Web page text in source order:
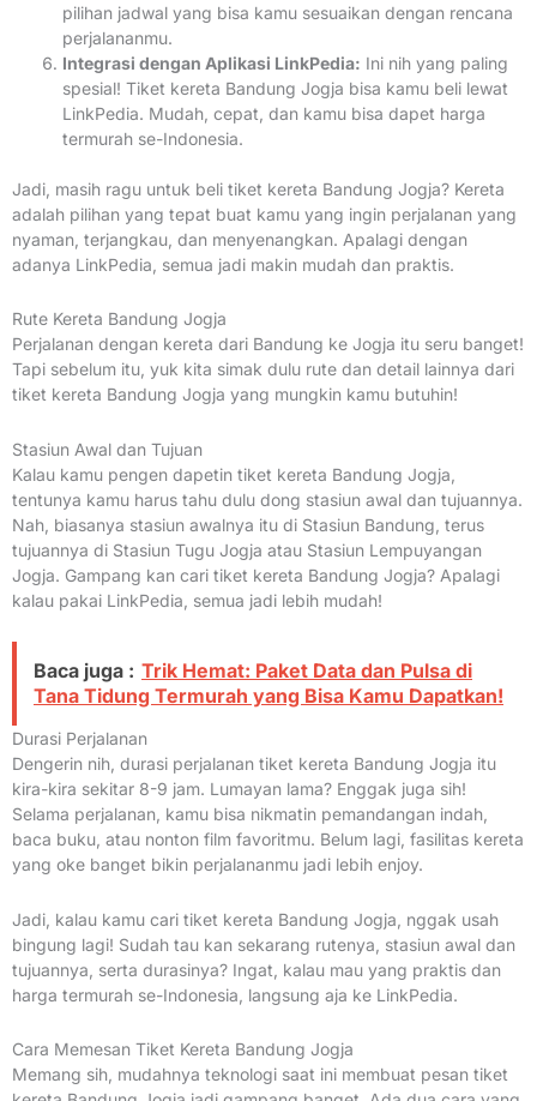
pilihan jadwal yang bisa kamu sesuaikan dengan rencana
perjalananmu.
Integrasi dengan Aplikasi LinkPedia: Ini nih yang paling
spesial! Tiket kereta Bandung Jogja bisa kamu beli lewat
LinkPedia. Mudah, cepat, dan kamu bisa dapet harga
termurah se-Indonesia.
Jadi, masih ragu untuk beli tiket kereta Bandung Jogja? Kereta
adalah pilihan yang tepat buat kamu yang ingin perjalanan yang
nyaman, terjangkau, dan menyenangkan. Apalagi dengan
adanya LinkPedia, semua jadi makin mudah dan praktis.
Rute Kereta Bandung Jogja
Perjalanan dengan kereta dari Bandung ke Jogja itu seru banget!
Tapi sebelum itu, yuk kita simak dulu rute dan detail lainnya dari
tiket kereta Bandung Jogja yang mungkin kamu butuhin!
Stasiun Awal dan Tujuan
Kalau kamu pengen dapetin tiket kereta Bandung Jogja,
tentunya kamu harus tahu dulu dong stasiun awal dan tujuannya.
Nah, biasanya stasiun awalnya itu di Stasiun Bandung, terus
tujuannya di Stasiun Tugu Jogja atau Stasiun Lempuyangan
Jogja. Gampang kan cari tiket kereta Bandung Jogja? Apalagi
kalau pakai LinkPedia, semua jadi lebih mudah!
Baca juga : Trik Hemat: Paket Data dan Pulsa di
Tana Tidung Termurah yang Bisa Kamu Dapatkan!
Durasi Perjalanan
Dengerin nih, durasi perjalanan tiket kereta Bandung Jogja itu
kira-kira sekitar 8-9 jam. Lumayan lama? Enggak juga sih!
Selama perjalanan, kamu bisa nikmatin pemandangan indah,
baca buku, atau nonton film favoritmu. Belum lagi, fasilitas kereta
yang oke banget bikin perjalananmu jadi lebih enjoy.
Jadi, kalau kamu cari tiket kereta Bandung Jogja, nggak usah
bingung lagi! Sudah tau kan sekarang rutenya, stasiun awal dan
tujuannya, serta durasinya? Ingat, kalau mau yang praktis dan
harga termurah se-Indonesia, langsung aja ke LinkPedia.
Cara Memesan Tiket Kereta Bandung Jogja
Memang sih, mudahnya teknologi saat ini membuat pesan tiket